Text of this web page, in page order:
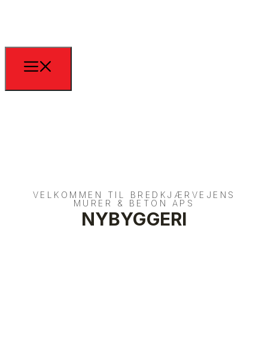
VELKOMMEN TIL BREDKJÆRVEJENS
MURER & BETON APS
NYBYGGERI​